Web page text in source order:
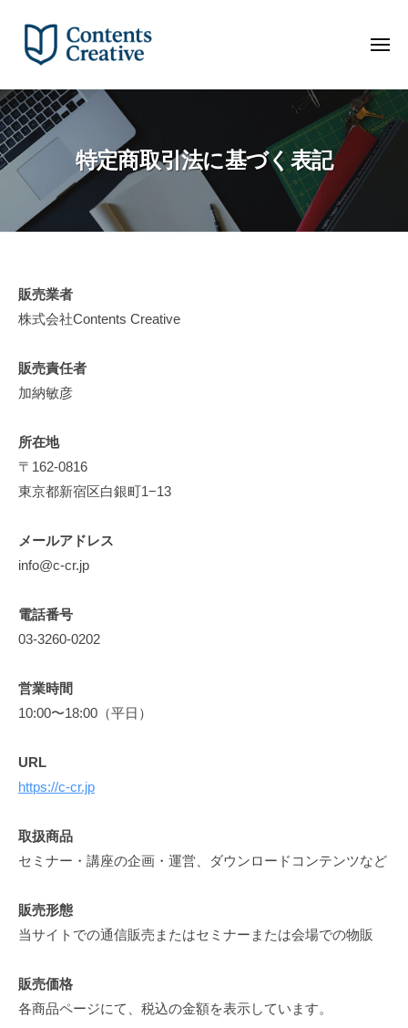
ツ
へ
ス
プ
株
式
会
社
C
e
n
s
C
e
a
t
v
e
メ
特定商取引法に基づく表記
特
定
商
取
法
に
づ
表
2025
年
月
31
by
販売業者
株式会社Contents Creative
販売責任者
加納敏彦
所在地
〒162-0816
東京都新宿区白銀町1−13
メールアドレス
info@c-cr.jp
電話番号
03-3260-0202
営業時間
10:00〜18:00（平日）
URL
https://c-cr.jp
取扱商品
セミナー・講座の企画・運営、ダウンロードコンテンツなど
販売形態
当サイトでの通信販売またはセミナーまたは会場での物販
販売価格
各商品ページにて、税込の金額を表示しています。
式
会
社
C
o
n
t
e
r
e
a
i
v